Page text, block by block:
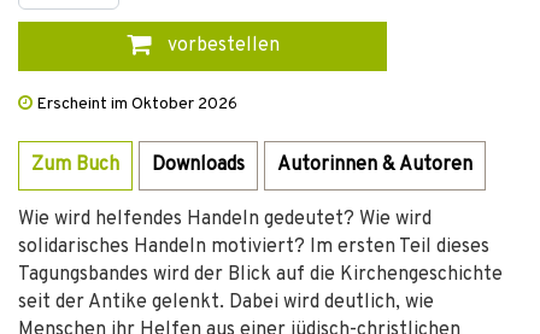
vorbestellen
Erscheint im Oktober 2026
Zum Buch Downloads Autorinnen & Autoren
Wie wird helfendes Handeln gedeutet? Wie wird
solidarisches Handeln motiviert? Im ersten Teil dieses
Tagungsbandes wird der Blick auf die Kirchengeschichte
seit der Antike gelenkt. Dabei wird deutlich, wie